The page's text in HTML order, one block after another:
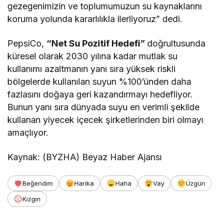
gezegenimizin ve toplumumuzun su kaynaklarını
koruma yolunda kararlılıkla ilerliyoruz” dedi.
PepsiCo, “Net Su Pozitif Hedefi” doğrultusunda
küresel olarak 2030 yılına kadar mutlak su
kullanımı azaltmanın yanı sıra yüksek riskli
bölgelerde kullanılan suyun %100’ünden daha
fazlasını doğaya geri kazandırmayı hedefliyor.
Bunun yanı sıra dünyada suyu en verimli şekilde
kullanan yiyecek içecek şirketlerinden biri olmayı
amaçlıyor.
Kaynak: (BYZHA) Beyaz Haber Ajansı
Beğendim Harika Haha Vay
Üzgün
Kızgın